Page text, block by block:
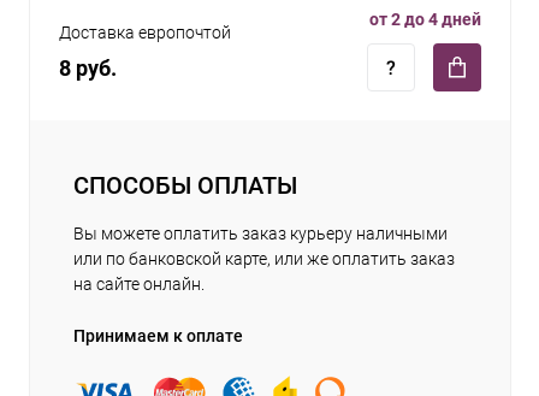
Доставка европочтой
8 руб.
от 2 до 4 дней
СПОСОБЫ ОПЛАТЫ
Вы можете оплатить заказ курьеру наличными
или по банковской карте, или же оплатить заказ
на сайте онлайн.
Принимаем к оплате